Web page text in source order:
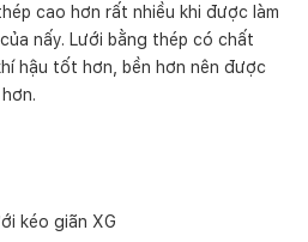
cao hơn rất nhiều khi được làm
nấy. Lưới bằng thép có chất
hậu tốt hơn, bền hơn nên được